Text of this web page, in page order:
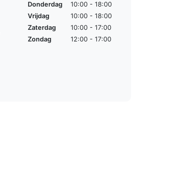
Donderdag
10:00 - 18:00
Vrijdag
10:00 - 18:00
Zaterdag
10:00 - 17:00
Zondag
12:00 - 17:00